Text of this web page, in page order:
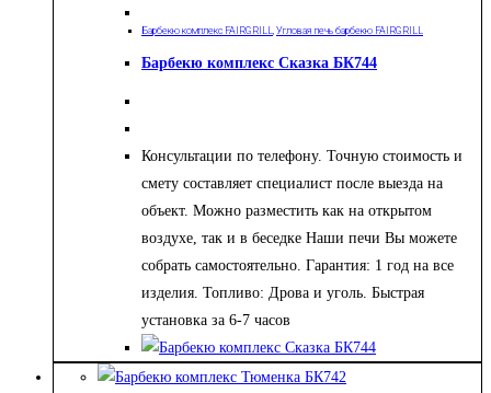
Барбекю комплекс FAIRGRILL, Угловая печь барбекю FAIRGRILL
Барбекю комплекс Сказка БК744
Консультации по телефону. Точную стоимость и
смету составляет специалист после выезда на
объект. Можно разместить как на открытом
воздухе, так и в беседке Наши печи Вы можете
собрать самостоятельно. Гарантия: 1 год на все
изделия. Топливо: Дрова и уголь. Быстрая
установка за 6-7 часов